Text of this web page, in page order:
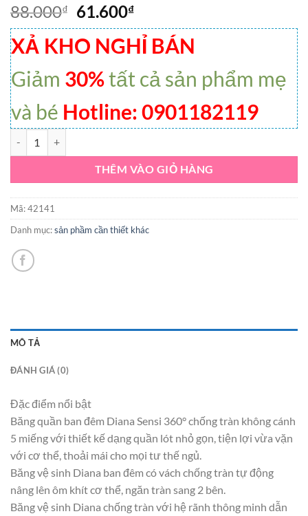
88.000₫ 61.600₫
XẢ KHO NGHỈ BÁN
Giảm 30%tất cả sản phẩm mẹ
và bé Hotline: 0901182119
THÊM VÀO GIỎ HÀNG
Mã:42141
Danh mục:sản phầm cần thiết khác
MÔ TẢ
ĐÁNH GIÁ (0)
Đặc điểm nổi bật
Băng quần ban đêm Diana Sensi 360° chống tràn không cánh
5 miếng với thiết kế dạng quần lót nhỏ gọn, tiện lợi vừa vặn
với cơ thể, thoải mái cho mọi tư thế ngủ.
Băng vệ sinh Diana ban đêm có vách chống tràn tự động
nâng lên ôm khít cơ thể, ngăn tràn sang 2 bên.
Băng vệ sinh Diana chống tràn với hệ rãnh thông minh dẫn